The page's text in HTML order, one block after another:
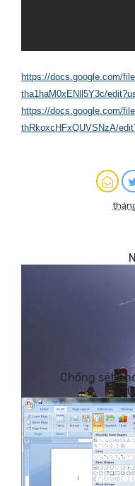
https://docs.google.com/
tha1haM0xENll5Y3c/
https://docs.google.com/
thRkoxcHFxQUVSNzA/
Chống sét